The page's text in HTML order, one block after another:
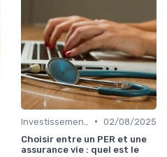
• 02/08/2025
Choisir entre un PER et une
assurance vie : quel est le